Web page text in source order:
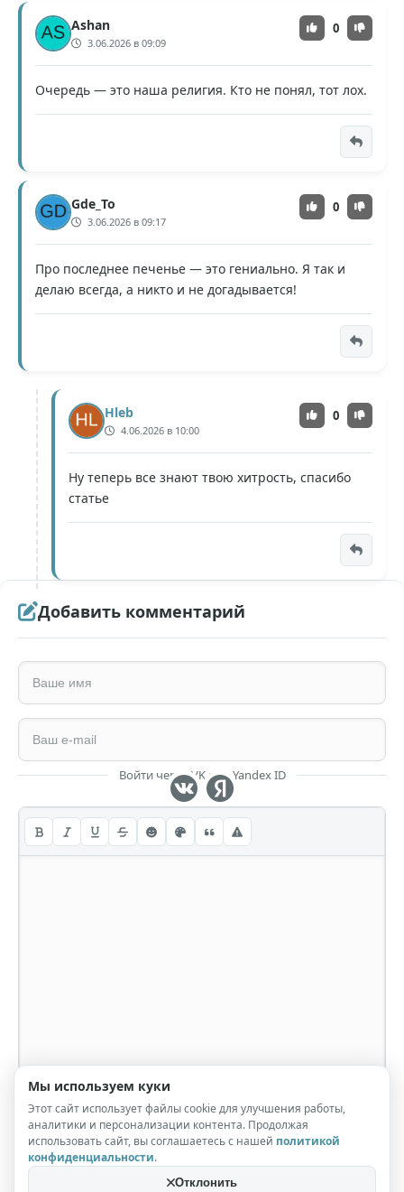
Ashan
3.06.2026 в 09:09
0
Очередь — это наша религия. Кто не понял, тот лох.
Gde_To
3.06.2026 в 09:17
0
Про последнее печенье — это гениально. Я так и
делаю всегда, а никто и не догадывается!
Hleb
4.06.2026 в 10:00
0
Ну теперь все знают твою хитрость, спасибо
статье
Добавить комментарий
Войти через VK или Yandex ID
Мы используем куки
Этот сайт использует файлы cookie для улучшения работы,
аналитики и персонализации контента. Продолжая
использовать сайт, вы соглашаетесь с нашей политикой
конфиденциальности.
Отклонить